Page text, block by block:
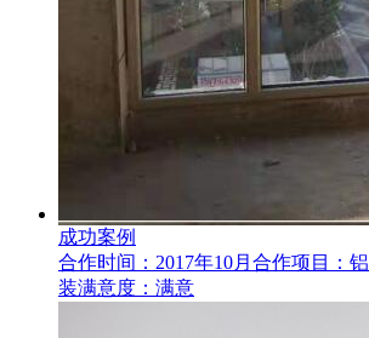
成功案例
合作时间：2017年10月合作项目：
装满意度：满意